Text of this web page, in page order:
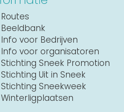
Routes
Beeldbank
Info voor Bedrijven
Info voor organisatoren
Stichting Sneek Promotion
Stichting Uit in Sneek
Stichting Sneekweek
Winterligplaatsen